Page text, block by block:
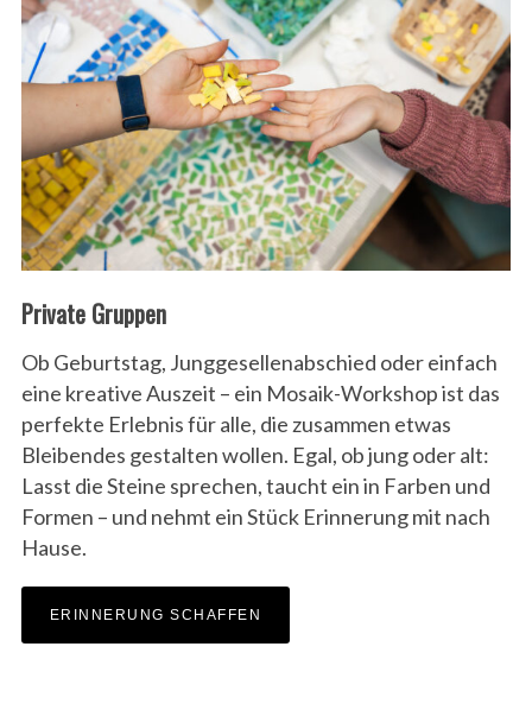
Private Gruppen
Ob Geburtstag, Junggesellenabschied oder einfach
eine kreative Auszeit – ein Mosaik-Workshop ist das
perfekte Erlebnis für alle, die zusammen etwas
Bleibendes gestalten wollen. Egal, ob jung oder alt:
Lasst die Steine sprechen, taucht ein in Farben und
Formen – und nehmt ein Stück Erinnerung mit nach
Hause.
ERINNERUNG SCHAFFEN